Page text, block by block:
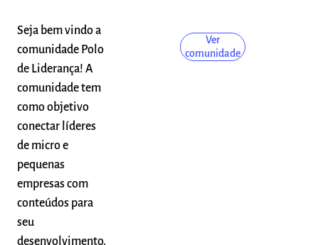
Seja bem vindo a
comunidade Polo
de Liderança! A
comunidade tem
como objetivo
conectar líderes
de micro e
pequenas
empresas com
conteúdos para
seu
desenvolvimento.
Ver
comunidade